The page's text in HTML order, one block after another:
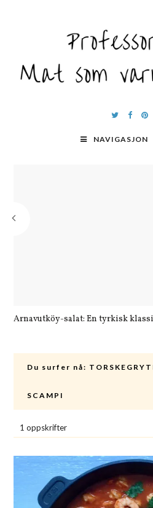
NAVIGASJON
Arnavutköy-salat: En tyrkisk
Du surfer nå:
SCAMPI
1 oppskrifter